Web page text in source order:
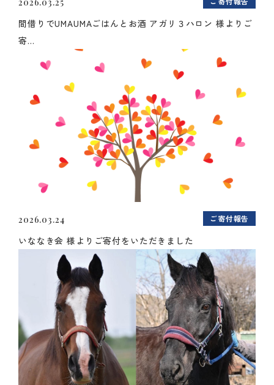
間借りでUMAUMAごはんとお酒 アガリ３ハロン 様よりご
寄...
2026.03.24 ご寄付報告
いななき会 様よりご寄付をいただきました